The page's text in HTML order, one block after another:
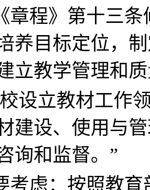
章程》第十三
养目标定位，
立教学管理和
设立教材工作
建设、使用与
询和监督。”
考虑：按照教